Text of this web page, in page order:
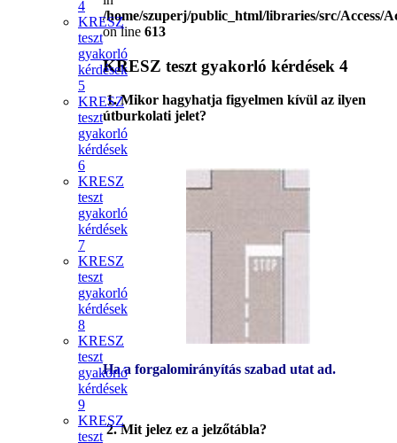
/home/szuperj/public_html/libraries/src/Access/
on line 613
KRESZ teszt gyakorló kérdések 4
1. Mikor hagyhatja figyelmen kívül az ilyen
útburkolati jelet?
Ha a forgalomirányítás szabad utat ad.
2. Mit jelez ez a jelzőtábla?
4
KRESZ
teszt
gyakorló
kérdések
5
KRESZ
teszt
gyakorló
kérdések
6
KRESZ
teszt
gyakorló
kérdések
7
KRESZ
teszt
gyakorló
kérdések
8
KRESZ
teszt
gyakorló
kérdések
9
KRESZ
teszt